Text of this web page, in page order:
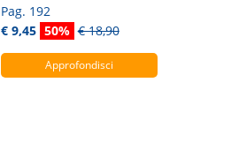
Pag. 192
€ 9,45 50% € 18,90
Approfondisci